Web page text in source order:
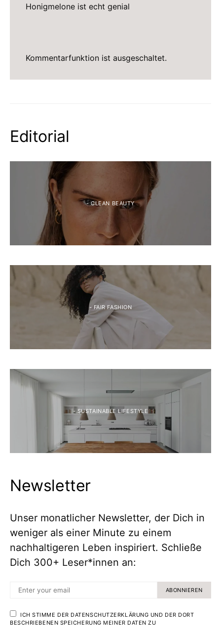
Honigmelone ist echt genial
Kommentarfunktion ist ausgeschaltet.
Editorial
- CLEAN BEAUTY
- FAIR FASHION
- SUSTAINABLE LIFESTYLE
Newsletter
Unser monatlicher Newsletter, der Dich in
weniger als einer Minute zu einem
nachhaltigeren Leben inspiriert. Schließe
Dich 300+ Leser*innen an:
ABONNIEREN
ICH STIMME DER DATENSCHUTZERKLÄRUNG UND DER DORT
BESCHRIEBENEN SPEICHERUNG MEINER DATEN ZU